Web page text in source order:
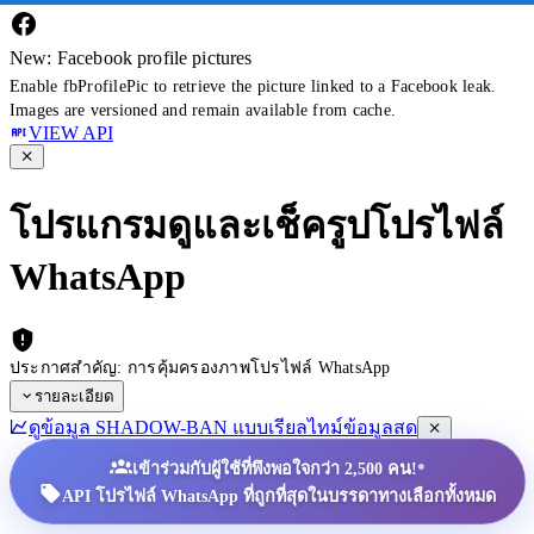
New: Facebook profile pictures
Enable fbProfilePic to retrieve the picture linked to a Facebook leak.
Images are versioned and remain available from cache.
VIEW API
โปรแกรมดูและเช็ครูปโปรไฟล์
WhatsApp
ประกาศสำคัญ: การคุ้มครองภาพโปรไฟล์ WhatsApp
รายละเอียด
ดูข้อมูล SHADOW-BAN แบบเรียลไทม์ข้อมูลสด
เข้าร่วมกับผู้ใช้ที่พึงพอใจกว่า 2,500 คน!•
API โปรไฟล์ WhatsApp ที่ถูกที่สุดในบรรดาทางเลือกทั้งหมด